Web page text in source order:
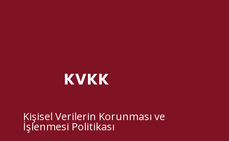
KVKK
Kişisel Verilerin Korunması ve
İşlenmesi Politikası